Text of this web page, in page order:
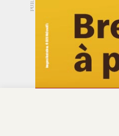
PUB.
Hoje 17ºC 25ºC